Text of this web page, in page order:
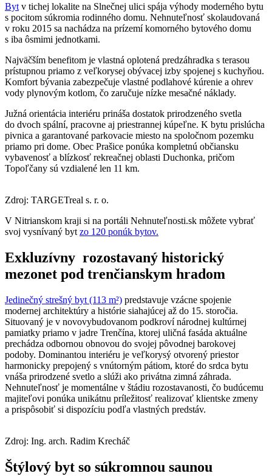
Byt v tichej lokalite na Slnečnej ulici spája výhody moderného bytu
s pocitom súkromia rodinného domu. Nehnuteľnosť skolaudovaná
v roku 2015 sa nachádza na prízemí komorného bytového domu
s iba ôsmimi jednotkami.
Najväčším benefitom je vlastná oplotená predzáhradka s terasou
prístupnou priamo z veľkorysej obývacej izby spojenej s kuchyňou.
Komfort bývania zabezpečuje vlastné podlahové kúrenie a ohrev
vody plynovým kotlom, čo zaručuje nízke mesačné náklady.
Južná orientácia interiéru prináša dostatok prirodzeného svetla
do dvoch spální, pracovne aj priestrannej kúpeľne. K bytu prislúcha
pivnica a garantované parkovacie miesto na spoločnom pozemku
priamo pri dome. Obec Prašice ponúka kompletnú občiansku
vybavenosť a blízkosť rekreačnej oblasti Duchonka, pričom
Topoľčany sú vzdialené len 11 km.
Zdroj: TARGETreal s. r. o.
V Nitrianskom kraji si na portáli Nehnuteľnosti.sk môžete vybrať
svoj vysnívaný byt zo 120 ponúk bytov.
Exkluzívny rozostavaný historický
mezonet pod trenčianskym hradom
Jedinečný strešný byt (113 m²) predstavuje vzácne spojenie
modernej architektúry a histórie siahajúcej až do 15. storočia.
Situovaný je v novovybudovanom podkroví národnej kultúrnej
pamiatky priamo v jadre Trenčína, ktorej uličná fasáda aktuálne
prechádza odbornou obnovou do svojej pôvodnej barokovej
podoby. Dominantou interiéru je veľkorysý otvorený priestor
harmonicky prepojený s vnútorným pátiom, ktoré do srdca bytu
vnáša prirodzené svetlo a slúži ako privátna zimná záhrada.
Nehnuteľnosť je momentálne v štádiu rozostavanosti, čo budúcemu
majiteľovi ponúka unikátnu príležitosť realizovať klientske zmeny
a prispôsobiť si dispozíciu podľa vlastných predstáv.
Zdroj: Ing. arch. Radim Krecháč
Štýlový byt so súkromnou saunou